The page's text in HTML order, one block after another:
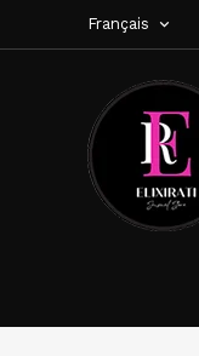
Français 